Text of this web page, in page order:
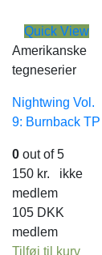
Quick View
Amerikanske
tegneserier
Nightwing Vol.
9: Burnback TP
0out of 5
150 kr. ikke
medlem
105 DKK
medlem
Tilføj til kurv